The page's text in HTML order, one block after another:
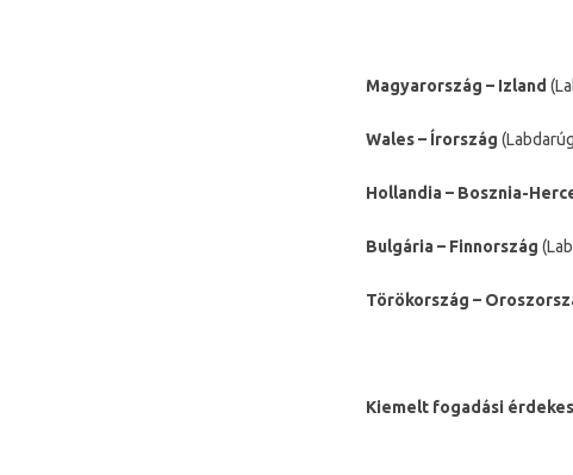
Magyarország – Izland
Wales – Írország
Hollandia – Bosznia-
Bulgária – Finnország
Törökország –
Kiemelt fogadási